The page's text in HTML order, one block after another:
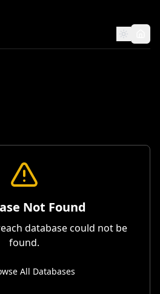
Not Found
database could not be
found.
All Databases